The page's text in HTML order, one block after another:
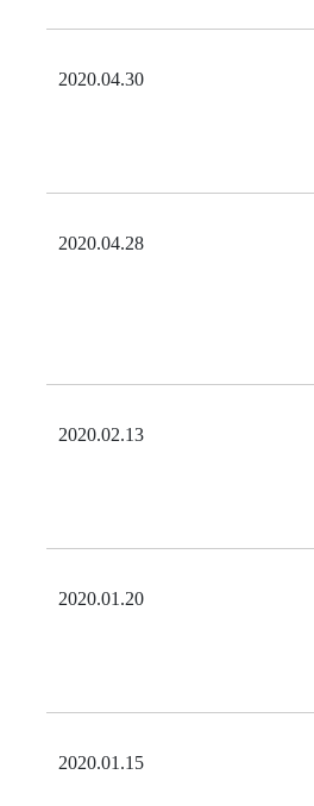
2020.04.30
2020.04.28
2020.02.13
2020.01.20
2020.01.15